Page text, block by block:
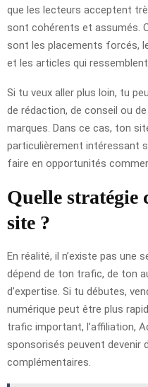
que les lecteurs acceptent
sont cohérents et assumés.
sont les placements forcés,
et les articles qui
Si tu veux aller plus loin, tu
de rédaction, de conseil ou
marques. Dans ce cas, ton
particulièrement intéressant
faire en opportunités
Quelle stratégie
site ?
En réalité, il n’existe pas une
dépend de ton trafic, de ton
d’expertise. Si tu débutes,
numérique peut être plus
trafic important, l’affiliation,
sponsorisés peuvent devenir
complémentaires.